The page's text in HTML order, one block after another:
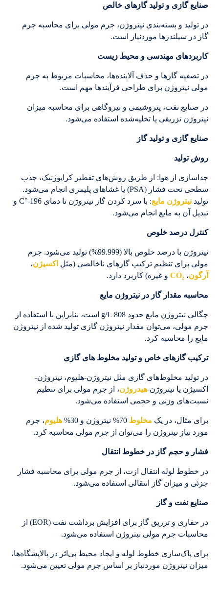
صنایع گازی و تولید گازهای خالص
در تولید و بسته‌بندی نیتروژن، جرم مولی برای محاسبه جرم
گاز در سیلندرها موردنیاز است.
کاربردهای مهندسی و محیط زیست
در تصفیه گازها و حذف آلاینده‌ها، محاسبات مربوط به جرم
مولی نیتروژن برای طراحی فرآیندها مهم است.
در صنایع نفت، پتروشیمی و نیروگاهی برای محاسبه میزان
نیتروژن تزریقی یا تخلیه‌شده استفاده می‌شود.
صنایع گازی و تولید گاز
روش تولید
جداسازی از هوا: از طریق روش‌های تقطیر کرایوژنیک، جذب
سطحی تحت فشار (PSA) یا غشاهای پلیمری انجام می‌شود.
تولیدنیتروژن مایع
: با سرد کردن گاز نیتروژن تا دمای 196-°C و
تبدیل آن به مایع انجام می‌شود.
کنترل درصد خلوص
نیتروژن با درصد خلوص بالا (99.999%) تولید می‌شود. جرم
مولی برای تنظیم ترکیب گازهای ناخالصی (مثل اکسیژن،
آرگون،CO₂ و غیره) کاربرد دارد.
محاسبه مقدار گاز در نیتروژن مایع
چگالی نیتروژن مایع حدود 808 g/L است، بنابراین با استفاده از
جرم مولی، می‌توان مقدار نیتروژن گازی تولید شده از نیتروژن
مایع را محاسبه کرد.
ترکیب گازهای خاص و تولید مخلوط های گازی
در تولید مخلوط‌های گازی مثل نیتروژن-هلیوم، نیتروژن-
اکسیژن یا نیتروژن-هیدروژن، از جرم مولی برای تنظیم
نسبت‌های وزنی و حجمی استفاده می‌شود.
برای مثال، در یک مخلوط 70% نیتروژن و 30% هلیوم، جرم
مورد نیاز نیتروژن را می‌توان از جرم مولی محاسبه کرد.
فشار و حجم گاز در خطوط انتقال
در خطوط لوله انتقال ازت، از جرم مولی برای محاسبه فشار
جزئی و میزان گاز انتقالی استفاده می‌شود.
صنایع نفت و گاز
در حفاری و تزریق گاز برای افزایش برداشت نفت (EOR) از
محاسبات جرم مولی نیتروژن استفاده می‌شود.
برای پاک‌سازی خطوط لوله و ایجاد محیط بی‌اثر در پالایشگاه‌ها،
میزان نیتروژن موردنیاز بر اساس جرم مولی تعیین می‌شود.